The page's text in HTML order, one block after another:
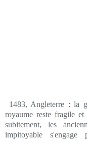
1483, Angleterre : la
royaume reste fragile
subitement, les
impitoyable s'engage